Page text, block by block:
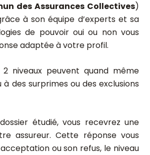
des Assurances Collectives)
à son équipe d’experts et sa
de pouvoir oui ou non vous
adaptée à votre profil.
niveaux peuvent quand même
à des surprimes ou des exclusions
étudié, vous recevrez une
assureur. Cette réponse vous
ou son refus, le niveau